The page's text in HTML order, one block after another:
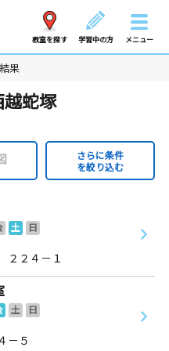
教室を探す 学習中の方 メニュー
果
蛇塚
さらに条件
を絞り込む
土
日
２４－１
土
日
－５